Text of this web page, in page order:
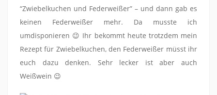
“Zwiebelkuchen und Federweißer” – und dann gab es
keinen Federweißer mehr. Da musste ich
umdisponieren 😉 Ihr bekommt heute trotzdem mein
Rezept für Zwiebelkuchen, den Federweißer müsst ihr
euch dazu denken. Sehr lecker ist aber auch
Weißwein 😉